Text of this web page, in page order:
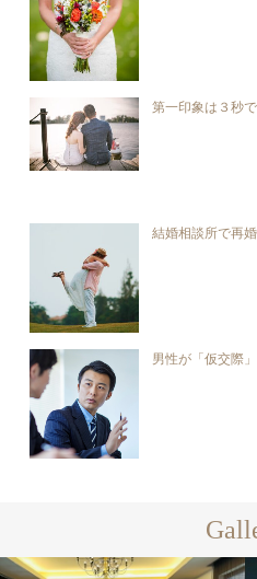
第一印象は３秒
結婚相談所で再
男性が「仮交際